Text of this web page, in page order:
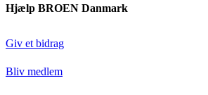
Halsnæs
BROEN Hedensted
Hjælp BROEN Danmark
Giv et bidrag
Bliv medlem